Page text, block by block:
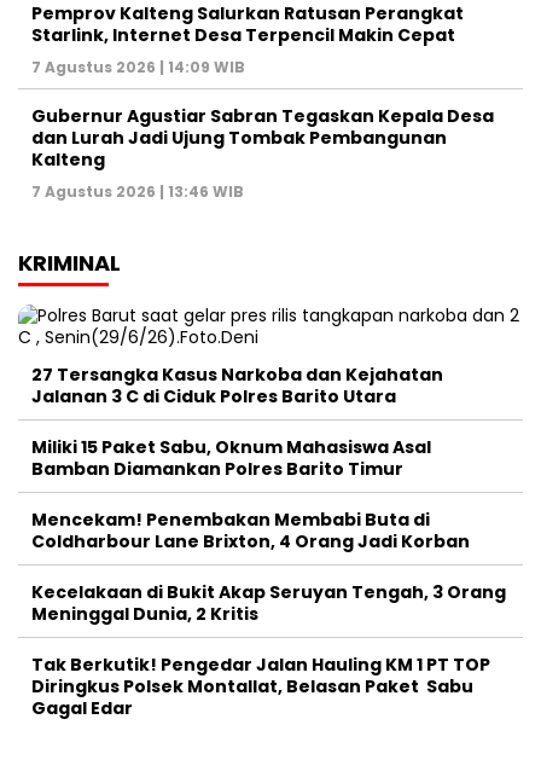
Pemprov Kalteng Salurkan Ratusan Perangkat
Starlink, Internet Desa Terpencil Makin Cepat
7 Agustus 2026 | 14:09 WIB
Gubernur Agustiar Sabran Tegaskan Kepala Desa
dan Lurah Jadi Ujung Tombak Pembangunan
Kalteng
7 Agustus 2026 | 13:46 WIB
KRIMINAL
27 Tersangka Kasus Narkoba dan Kejahatan
Jalanan 3 C di Ciduk Polres Barito Utara
Miliki 15 Paket Sabu, Oknum Mahasiswa Asal
Bamban Diamankan Polres Barito Timur
Mencekam! Penembakan Membabi Buta di
Coldharbour Lane Brixton, 4 Orang Jadi Korban
Kecelakaan di Bukit Akap Seruyan Tengah, 3 Orang
Meninggal Dunia, 2 Kritis
Tak Berkutik! Pengedar Jalan Hauling KM 1 PT TOP
Diringkus Polsek Montallat, Belasan Paket Sabu
Gagal Edar